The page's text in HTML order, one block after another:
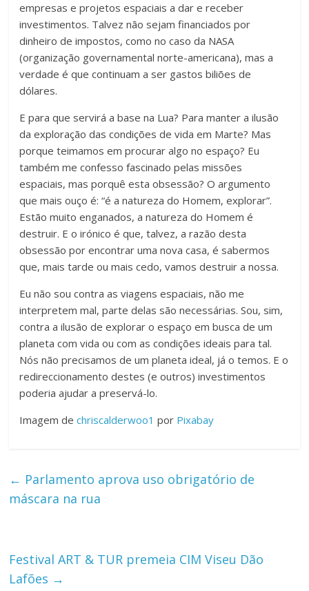
empresas e projetos espaciais a dar e receber
investimentos. Talvez não sejam financiados por
dinheiro de impostos, como no caso da NASA
(organização governamental norte-americana), mas a
verdade é que continuam a ser gastos biliões de
dólares.
E para que servirá a base na Lua? Para manter a ilusão
da exploração das condições de vida em Marte? Mas
porque teimamos em procurar algo no espaço? Eu
também me confesso fascinado pelas missões
espaciais, mas porquê esta obsessão? O argumento
que mais ouço é: “é a natureza do Homem, explorar”.
Estão muito enganados, a natureza do Homem é
destruir. E o irónico é que, talvez, a razão desta
obsessão por encontrar uma nova casa, é sabermos
que, mais tarde ou mais cedo, vamos destruir a nossa.
Eu não sou contra as viagens espaciais, não me
interpretem mal, parte delas são necessárias. Sou, sim,
contra a ilusão de explorar o espaço em busca de um
planeta com vida ou com as condições ideais para tal.
Nós não precisamos de um planeta ideal, já o temos. E o
redireccionamento destes (e outros) investimentos
poderia ajudar a preservá-lo.
Imagem dechriscalderwoo1 por Pixabay
← Parlamento aprova uso obrigatório de
máscara na rua
Festival ART & TUR premeia CIM Viseu Dão
Lafões →